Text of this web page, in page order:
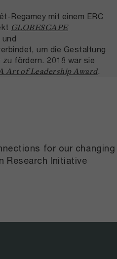
Regamey mit einem ERC
GLOBESCAPE
um die Gestaltung
fördern. 2018 war sie
Art of Leadership Award.
for our changing
Research Initiative